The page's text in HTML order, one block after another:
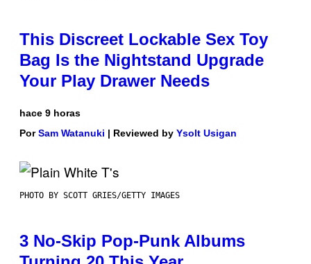
This Discreet Lockable Sex Toy
Bag Is the Nightstand Upgrade
Your Play Drawer Needs
hace 9 horas
PorSam Watanuki | Reviewed by Ysolt Usigan
PHOTO BY SCOTT GRIES/GETTY IMAGES
3 No-Skip Pop-Punk Albums